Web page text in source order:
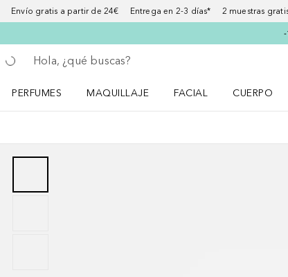
Envío gratis a partir de 24€ Entrega en 2-3 días* 2 muestras
Regresar
Ejecutar búsqueda
PERFUMES
MAQUILLAJE
FACIAL
CUERPO